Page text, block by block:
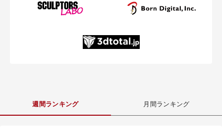
週間ランキング 月間ランキング